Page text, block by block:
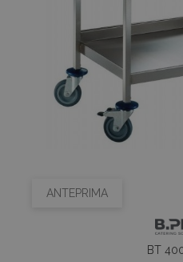
ANTEPRIMA
BT